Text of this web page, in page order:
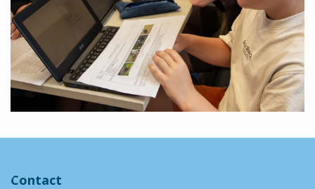
Contact